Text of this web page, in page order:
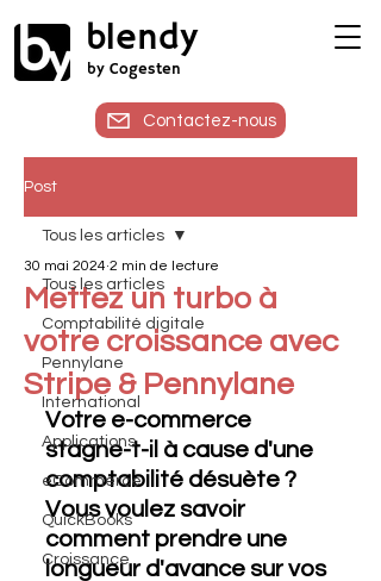
blendy
by Cogesten
Contactez-nous
Post
Tous les articles
Comptabilité digitale
Pennylane
International
Applications
eCommerce
QuickBooks
Croissance
Tous les articles
Mettez un turbo à
votre croissance avec
Stripe & Pennylane
30 mai 2024 2 min de lecture
Votre e-commerce
stagne-t-il à cause d'une
comptabilité désuète ?
Vous voulez savoir
comment prendre une
longueur d'avance sur vos